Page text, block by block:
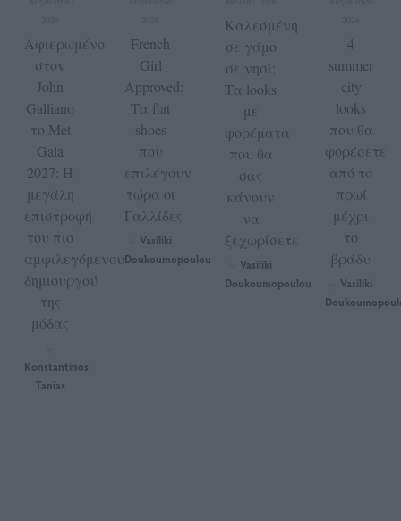
Αφιερωμένο
στον
John
Galliano
το Met
Gala
2027: Η
μεγάλη
επιστροφή
του πιο
αμφιλεγόμενου
δημιουργού
της
μόδας
Konstantinos
Tanias
French
Girl
Approved:
Τα flat
shoes
που
επιλέγουν
τώρα οι
Γαλλίδες
Vasiliki
Doukoumopoulou
Καλεσμένη
σε γάμο
σε νησί;
Τα looks
με
φορέματα
που θα
σας
κάνουν
να
ξεχωρίσετε
Vasiliki
Doukoumopoulou
4
summer
city
looks
που θα
φορέσετε
από το
πρωί
μέχρι
το
βράδυ
Vasiliki